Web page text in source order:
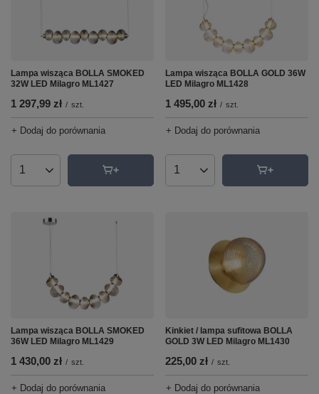
Lampa wisząca BOLLA SMOKED
32W LED Milagro ML1427
1 297,99 zł / szt.
+ Dodaj do porównania
Ilość produktów
Lampa wisząca BOLLA GOLD 36W
LED Milagro ML1428
1 495,00 zł / szt.
+ Dodaj do porównania
Ilość produktów
Lampa wisząca BOLLA SMOKED
36W LED Milagro ML1429
1 430,00 zł / szt.
+ Dodaj do porównania
Kinkiet / lampa sufitowa BOLLA
GOLD 3W LED Milagro ML1430
225,00 zł / szt.
+ Dodaj do porównania